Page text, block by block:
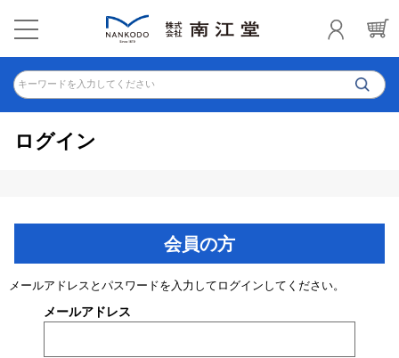
キーワードを入力してください
ログイン
会員の方
メールアドレスとパスワードを入力してログインしてください。
メールアドレス